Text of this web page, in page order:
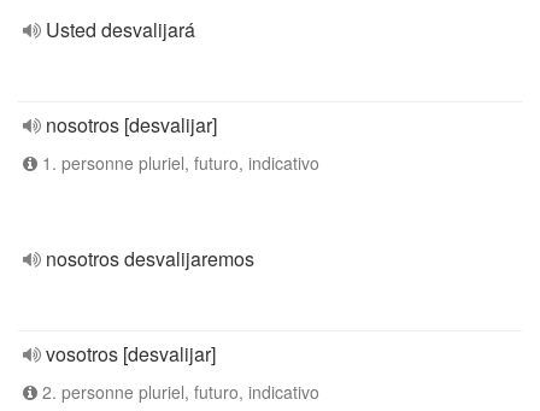
Usted desvalijará
nosotros [desvalijar]
1. personne pluriel, futuro, indicativo
nosotros desvalijaremos
vosotros [desvalijar]
2. personne pluriel, futuro, indicativo